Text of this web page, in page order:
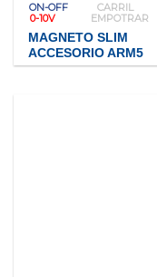
ON-OFF
CARRIL
0-10V
EMPOTRAR
MAGNETO SLIM
ACCESORIO ARM5